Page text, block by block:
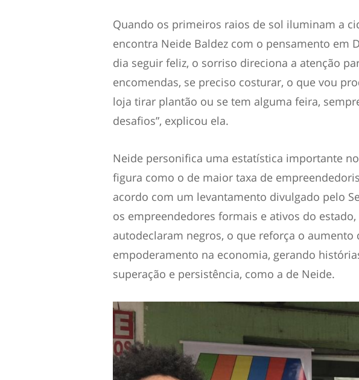
Quando os primeiros raios de sol iluminam a
encontra Neide Baldez com o pensamento em
dia seguir feliz, o sorriso direciona a atenção
encomendas, se preciso costurar, o que vou
loja tirar plantão ou se tem alguma feira,
desafios”, explicou ela.
Neide personifica uma estatística importante
figura como o de maior taxa de
acordo com um levantamento divulgado pelo
os empreendedores formais e ativos do estado,
autodeclaram negros, o que reforça o aumento
empoderamento na economia, gerando
superação e persistência, como a de Neide.